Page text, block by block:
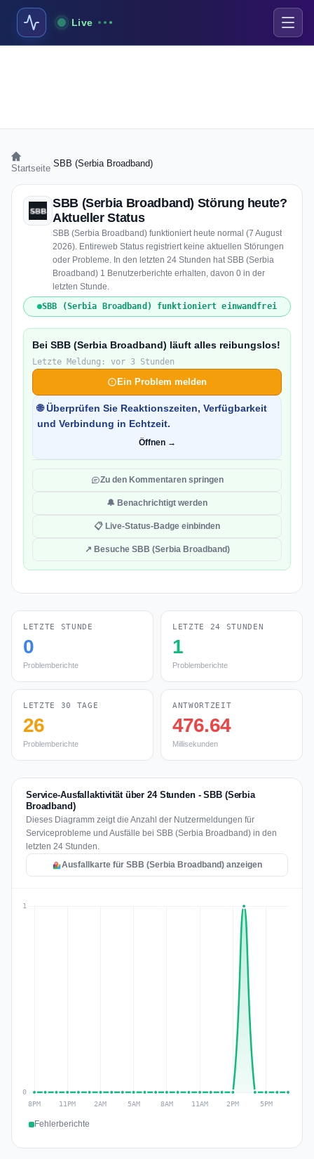
Live
Startseite SBB (Serbia Broadband)
SBB (Serbia Broadband) Störung heute?
Aktueller Status
SBB (Serbia Broadband) funktioniert heute normal (7 August
2026). Entireweb Status registriert keine aktuellen Störungen
oder Probleme. In den letzten 24 Stunden hat SBB (Serbia
Broadband) 1 Benutzerberichte erhalten, davon 0 in der
letzten Stunde.
SBB (Serbia Broadband) funktioniert einwandfrei
Bei SBB (Serbia Broadband) läuft alles reibungslos!
Letzte Meldung: vor 3 Stunden
Ein Problem melden
🌐 Überprüfen Sie Reaktionszeiten, Verfügbarkeit
und Verbindung in Echtzeit.
Öffnen →
Zu den Kommentaren springen
🔔 Benachrichtigt werden
📋 Live-Status-Badge einbinden
↗ Besuche SBB (Serbia Broadband)
LETZTE STUNDE
0
Problemberichte
LETZTE 24 STUNDEN
1
Problemberichte
LETZTE 30 TAGE
26
Problemberichte
ANTWORTZEIT
476.64
Millisekunden
Service-Ausfallaktivität über 24 Stunden - SBB (Serbia
Broadband)
Dieses Diagramm zeigt die Anzahl der Nutzermeldungen für
Serviceprobleme und Ausfälle bei SBB (Serbia Broadband) in den
letzten 24 Stunden.
Ausfallkarte für SBB (Serbia Broadband) anzeigen
Fehlerberichte